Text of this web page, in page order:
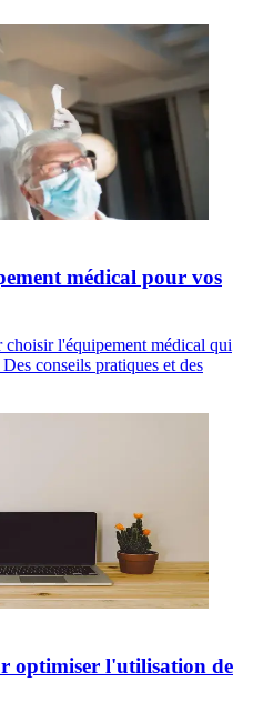
médical pour vos
choisir l'équipement médical qui
conseils pratiques et des
optimiser l'utilisation de